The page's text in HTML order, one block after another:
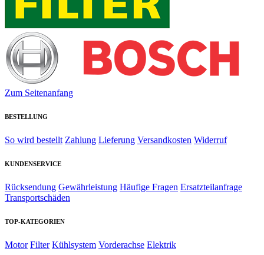
Zum Seitenanfang
BESTELLUNG
So wird bestellt Zahlung Lieferung Versandkosten Widerruf
KUNDENSERVICE
Rücksendung Gewährleistung Häufige Fragen Ersatzteilanfrage
Transportschäden
TOP-KATEGORIEN
Motor Filter Kühlsystem Vorderachse Elektrik